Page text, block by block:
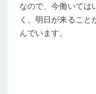
なので、今働いては
く、明日が来ること
んでいます。